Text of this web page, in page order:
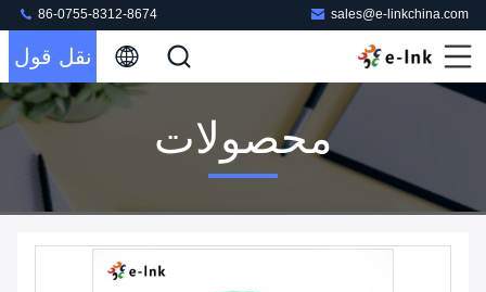
sales@e-linkchina.com
86-0755-8312-8674
نقل قول
محصولات